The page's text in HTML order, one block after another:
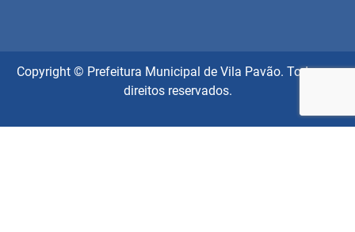
Copyright © Prefeitura Municipal de Vila Pavão. Todos os
direitos reservados.